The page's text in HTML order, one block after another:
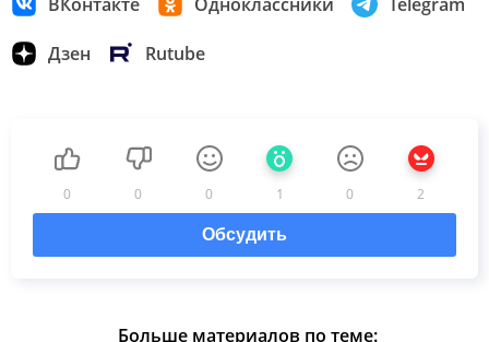
Дзен Rutube
0 0 0 1 0 2
Обсудить
Больше материалов по теме: